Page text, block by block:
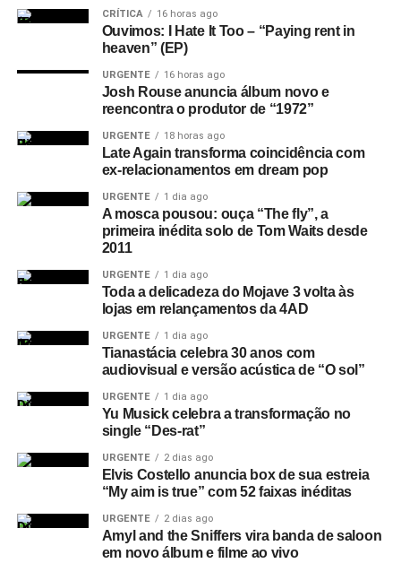
não consigo acompanhar o ritmo”) e no dream pop
Dreamer. Já a faixa-título é quase hi-NRG,
dançante, com início eletronificado e synthpopizado, só
que tudo bastante sonhador e psicodélico – encerrando
com uma rajada de microfonia daquelas.
Uma ouvida com atenção no Just Mustard revela que o
som deles tem bastante a ver com uma certa onda que
tomou conta do rock inglês e norte-americano nos anos
1980. Foi quando de uma hora para outra começaram a
falar em neo-psicodelia e várias bandas apareciam
unindo climas pós-punk a vibrações bem sixties – bandas
como Primal Scream, The Pastels e até mesmo o Jesus
and Mary Chain tinham a ver com isso.
Essa onda surge no clima enevoado, quase como se
você tivesse dificuldade para enxergar na neblina, de
uma orquestra se aquecendo, que toma conta de
. Por outro lado,We were just here
é inteirinho
aparece em várias faixas, e ganha mais espaço emOut of
, a última faixa. Um lado pós-punk também vai
surgindo em canções como
see. Essas faces, juntas e equilibradas, formam o clima
sonoro de uma das bandas mais legais da atualidade.
CRÍTICA 16 horas ago
Ouvimos: I Hate It Too – “Paying rent in
heaven” (EP)
URGENTE 16 horas ago
Josh Rouse anuncia álbum novo e
reencontra o produtor de “1972”
URGENTE 18 horas ago
Late Again transforma coincidência com
ex-relacionamentos em dream pop
URGENTE 1 dia ago
A mosca pousou: ouça “The fly”, a
primeira inédita solo de Tom Waits desde
2011
URGENTE 1 dia ago
Toda a delicadeza do Mojave 3 volta às
lojas em relançamentos da 4AD
URGENTE 1 dia ago
Tianastácia celebra 30 anos com
audiovisual e versão acústica de “O sol”
URGENTE 1 dia ago
Yu Musick celebra a transformação no
single “Des-rat”
URGENTE 2 dias ago
Elvis Costello anuncia box de sua estreia
“My aim is true” com 52 faixas inéditas
URGENTE 2 dias ago
Amyl and the Sniffers vira banda de saloon
em novo álbum e filme ao vivo